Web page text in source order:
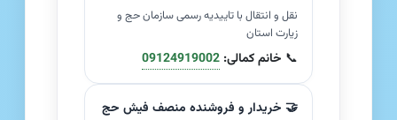
نقل و انتقال با تاییدیه رسمی سازمان حج و
زیارت استان
📞 خانم کمالی: 09124919002
🤝 خریدار و فروشنده منصف فیش حج